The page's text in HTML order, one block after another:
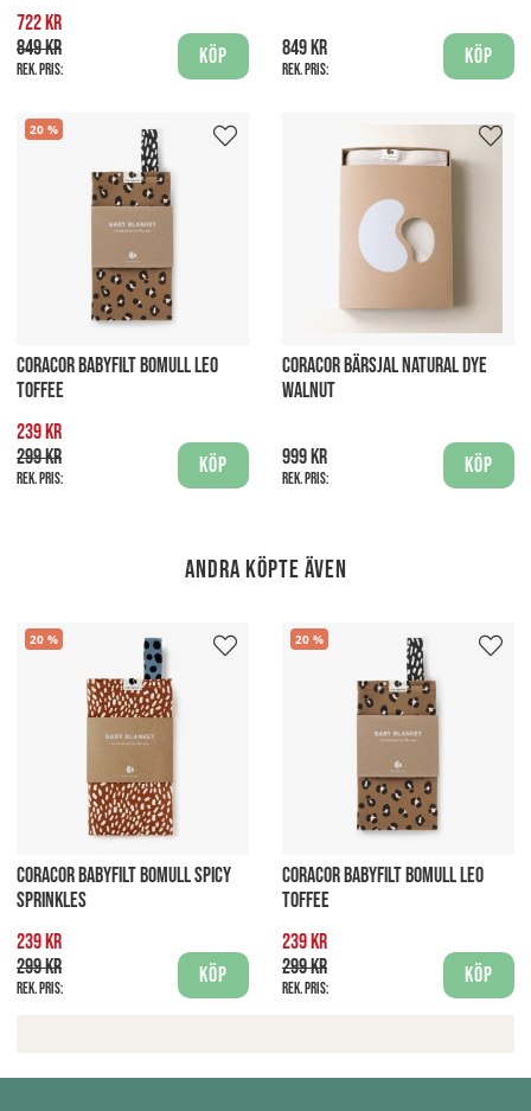
722 kr
849 kr
Rek. pris:
Köp 849 kr
Rek. pris:
Köp
20
CORACOR BABYFILT BOMULL LEO
TOFFEE
239 kr
299 kr
Rek. pris:
Köp
CORACOR BÄRSJAL NATURAL DYE
WALNUT
999 kr
Rek. pris:
Köp
Andra köpte även
20
CORACOR BABYFILT BOMULL SPICY
SPRINKLES
239 kr
299 kr
Rek. pris:
Köp
20
CORACOR BABYFILT BOMULL LEO
TOFFEE
239 kr
299 kr
Rek. pris:
Köp